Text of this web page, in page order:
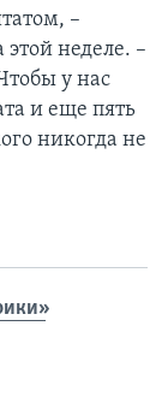
–
этой неделе. –
у нас
и еще пять
никогда не